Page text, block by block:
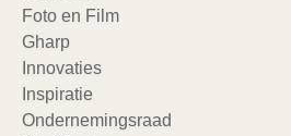
Foto en Film
Gharp
Innovaties
Inspiratie
Ondernemingsraad